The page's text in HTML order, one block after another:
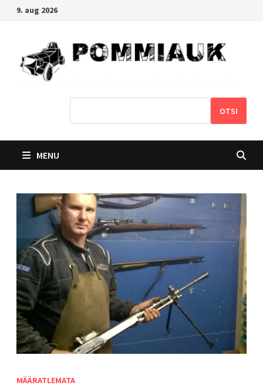
Skip9. aug 2026
OTSI
MENU
MÄÄRATLEMATA